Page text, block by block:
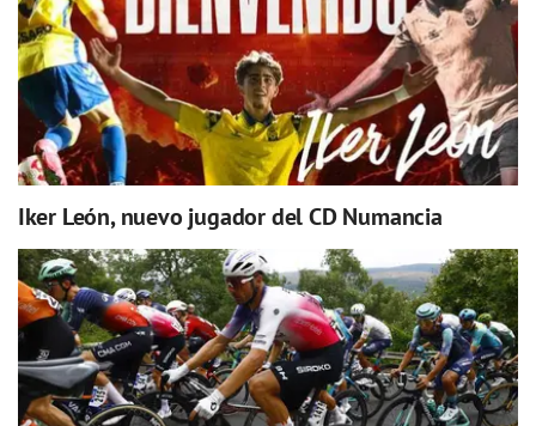
Iker León, nuevo jugador del CD Numancia